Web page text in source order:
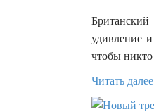
удивление
чтобы никто
Читать